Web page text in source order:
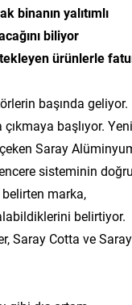
binanın yalıtımlı
biliyor
ürünlerle
başında geliyor.
çıkmaya başlıyor. Yeni
Saray
sisteminin
belirten marka,
belirtiyor.
Saray Cotta ve Saray